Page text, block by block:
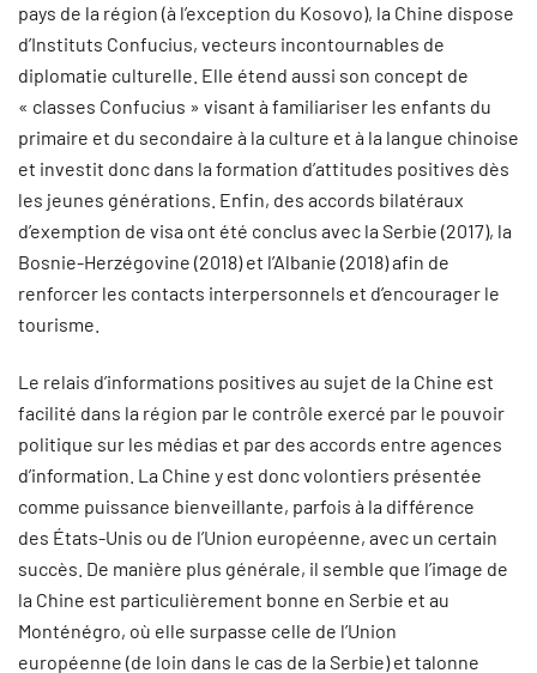
pays de la région (à l’exception du Kosovo), la Chine dispose
d’Instituts Confucius, vecteurs incontournables de
diplomatie culturelle. Elle étend aussi son concept de
« classes Confucius » visant à familiariser les enfants du
primaire et du secondaire à la culture et à la langue chinoise
et investit donc dans la formation d’attitudes positives dès
les jeunes générations. Enfin, des accords bilatéraux
d’exemption de visa ont été conclus avec la Serbie (2017), la
Bosnie-Herzégovine (2018) et l’Albanie (2018) afin de
renforcer les contacts interpersonnels et d’encourager le
tourisme.
Le relais d’informations positives au sujet de la Chine est
facilité dans la région par le contrôle exercé par le pouvoir
politique sur les médias et par des accords entre agences
d’information. La Chine y est donc volontiers présentée
comme puissance bienveillante, parfois à la différence
des États-Unis ou de l’Union européenne, avec un certain
succès. De manière plus générale, il semble que l’image de
la Chine est particulièrement bonne en Serbie et au
Monténégro, où elle surpasse celle de l’Union
européenne (de loin dans le cas de la Serbie) et talonne